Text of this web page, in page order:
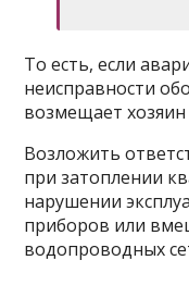
То есть, если
неисправности
возмещает
Возложить
при затоплении
нарушении
приборов или
водопроводных